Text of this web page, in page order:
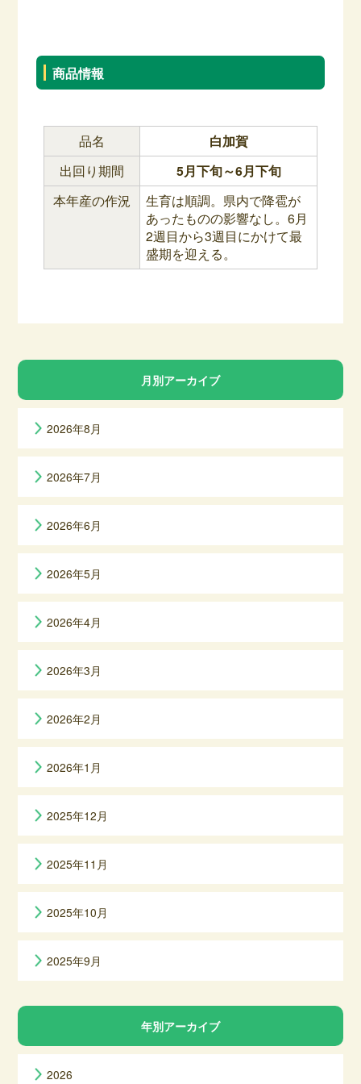
商品情報
品名
白加賀
出回り期間
5月下旬～6月下旬
本年産の作況
生育は順調。県内で降雹が
あったものの影響なし。6月
2週目から3週目にかけて最
盛期を迎える。
月別アーカイブ
2026年8月
2026年7月
2026年6月
2026年5月
2026年4月
2026年3月
2026年2月
2026年1月
2025年12月
2025年11月
2025年10月
2025年9月
年別アーカイブ
2026